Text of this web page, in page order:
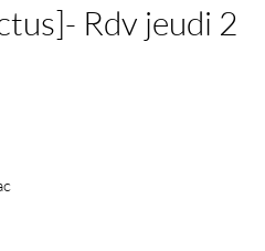
Rdv jeudi 2